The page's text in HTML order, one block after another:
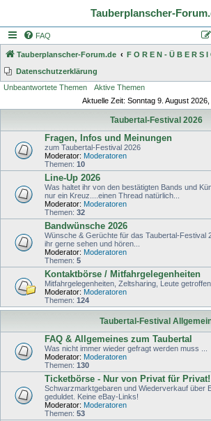
Tauberplanscher-
FAQ
Tauberplanscher-Forum.de
F O R E N - Ü B E R S I
Datenschutzerklärung
Unbeantwortete Themen
Aktive Themen
Aktuelle Zeit: Sonntag 9. August 2026,
Taubertal-Festival 2026
Fragen, Infos und Meinungen
zum Taubertal-Festival 2026
Moderator: Moderatoren
Themen: 10
Line-Up 2026
Was haltet ihr von den bestätigten Bands und
nur ein Kreuz....einen Thread natürlich...
Moderator: Moderatoren
Themen: 32
Bandwünsche 2026
Wünsche & Gerüchte für das Taubertal-Festival
ihr gerne sehen und hören...
Moderator: Moderatoren
Themen: 5
Kontaktbörse / Mitfahrgelegenheiten
Mitfahrgelegenheiten, Zeltsharing, Leute
Moderator: Moderatoren
Themen: 124
Taubertal-Festival
FAQ & Allgemeines zum Taubertal
Was nicht immer wieder gefragt werden muss ...
Moderator: Moderatoren
Themen: 130
Ticketbörse - Nur von Privat für Privat!
Schwarzmarktgebaren und Wiederverkauf über
geduldet. Keine eBay-Links!
Moderator: Moderatoren
Themen: 53